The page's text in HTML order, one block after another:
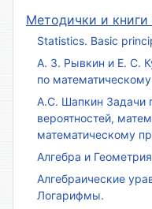
Методички и
Statistics. Basic
А. З. Рывкин и Е. С.
по
А.С. Шапкин Задачи
вероятностей,
математическому
Алгебра и
Алгебраические
Логарифмы.